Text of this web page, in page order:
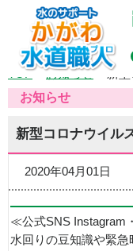
TOP>お知らせ> 新
お知らせ
新型コロナウイル
2020年04月01日
≪公式SNS Instagram
水回りの豆知識や緊